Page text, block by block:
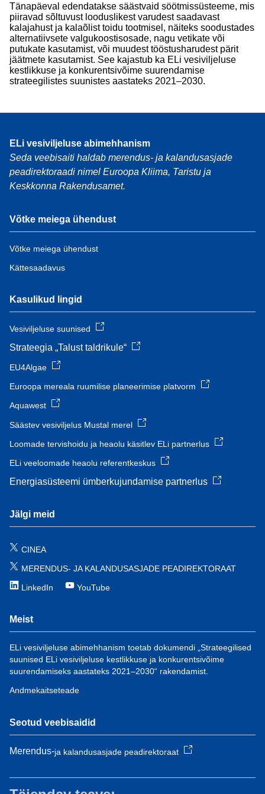
Tänapäeval edendatakse säästvaid söötmissüsteeme, mis
piiravad sõltuvust looduslikest varudest saadavast
kalajahust ja kalaõlist toidu tootmisel, näiteks soodustades
alternatiivsete valgukoostisosade, nagu vetikate või
putukate kasutamist, või muudest tööstusharudest pärit
jäätmete kasutamist. See kajastub ka ELi vesiviljeluse
kestlikkuse ja konkurentsivõime suurendamise
strateegilistes suunistes aastateks 2021–2030.
ELi vesiviljeluse abimehhanism
Seda veebisaiti haldab merendus- ja kalandusasjade
peadirektoraadi nimel Euroopa Kliima, Taristu ja
Keskkonna Rakendusamet.
Võtke meiega ühendust
Võtke meiega ühendust
Kättesaadavus
Kasulikud lingid
Vesiviljeluse suunised
Strateegia „Talust taldrikule“
EU4Algae
Euroopa mereala ruumilise planeerimise platvorm
Aquawest
Säästev vesiviljelus Mustal merel
Loomade tervishoidu ja heaolu käsitlev ELi partnerlus
ELi veeloomade heaolu referentkeskus
Energiasüsteemi ümberkujundamise partnerlus
Jälgi meid
CINEA
MERENDUS- JA KALANDUSASJADE PEADIREKTORAAT
LinkedIn YouTube
Meist
ELi vesiviljeluse abimehhanism toetab dokumendi „Strateegilised
suunised ELi vesiviljeluse kestlikkuse ja konkurentsivõime
suurendamiseks aastateks 2021–2030“ rakendamist.
Andmekaitseteade
Seotud veebisaidid
Merendus-ja kalandusasjade peadirektoraat